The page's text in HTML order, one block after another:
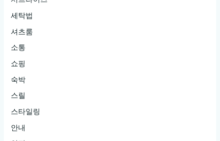
세탁법
셔츠룸
소통
쇼핑
숙박
스릴
스타일링
안내